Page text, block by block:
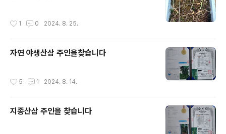
1 0 2024. 8. 25.
자연 야생산삼 주인을찾습니다
5 1 2024. 8. 14.
지종산삼 주인을 찾습니다